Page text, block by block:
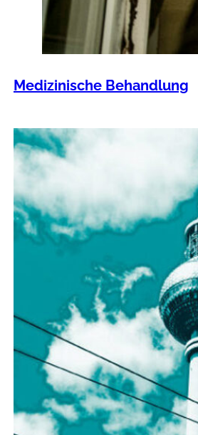
Medizinische Behandlung